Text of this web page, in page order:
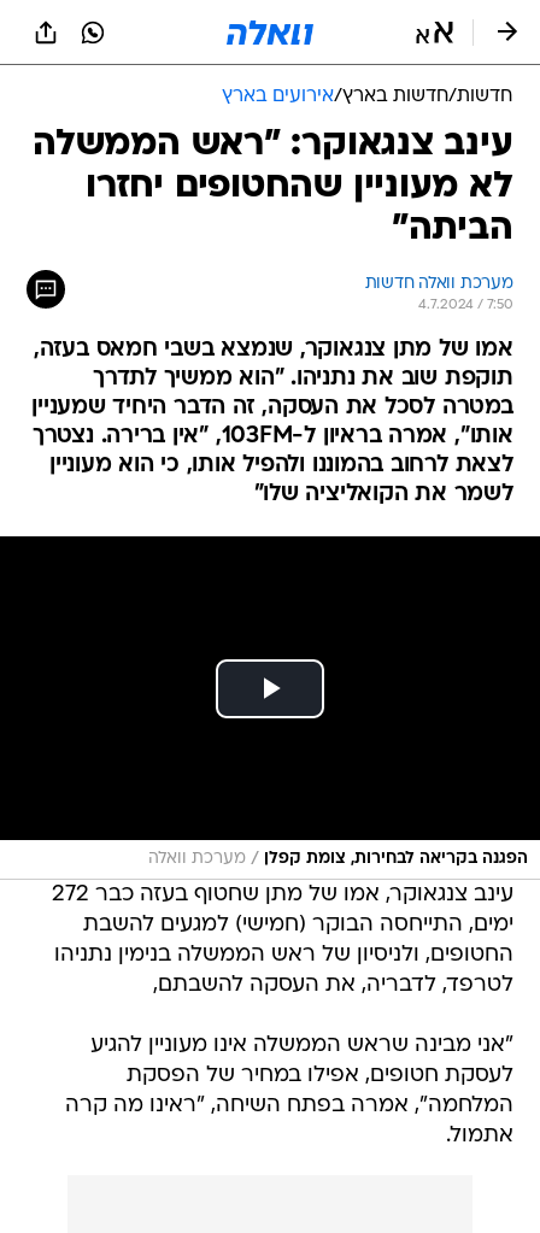
חדשות/חדשות בארץ/אירועים בארץ
עינב צנגאוקר: "ראש הממשלה
לא מעוניין שהחטופים יחזרו
הביתה"
מערכת וואלה חדשות
4.7.2024 / 7:50
אמו של מתן צנגאוקר, שנמצא בשבי חמאס בעזה,
תוקפת שוב את נתניהו. "הוא ממשיך לתדרך
במטרה לסכל את העסקה, זה הדבר היחיד שמעניין
אותו", אמרה בראיון ל-103FM, "אין ברירה. נצטרך
לצאת לרחוב בהמוננו ולהפיל אותו, כי הוא מעוניין
לשמר את הקואליציה שלו"
הפגנה בקריאה לבחירות, צומת קפלן / מערכת וואלה
עינב צנגאוקר, אמו של מתן שחטוף בעזה כבר 272
ימים, התייחסה הבוקר (חמישי) למגעים להשבת
החטופים, ולניסיון של ראש הממשלה בנימין נתניהו
לטרפד, לדבריה, את העסקה להשבתם,
"אני מבינה שראש הממשלה אינו מעוניין להגיע
לעסקת חטופים, אפילו במחיר של הפסקת
המלחמה", אמרה בפתח השיחה, "ראינו מה קרה
אתמול.